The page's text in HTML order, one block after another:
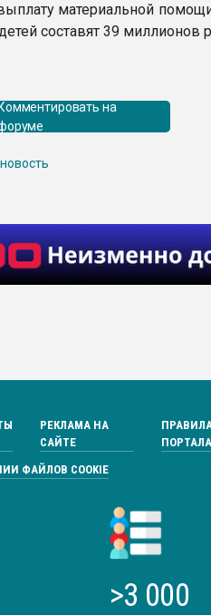
материальной
составят 39 миллионов
Комментировать на
РЕКЛАМА НА
САЙТЕ
ПОРТАЛА
ФАЙЛОВ COOKIE
>3 000